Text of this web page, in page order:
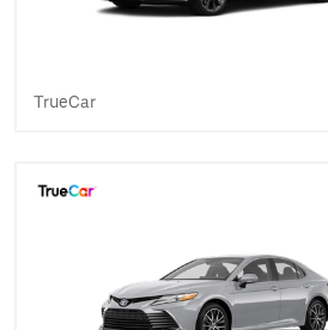
TrueCar